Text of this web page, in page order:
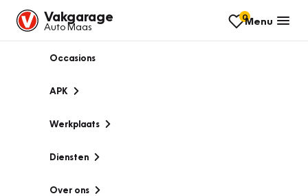
Vakgarage
Auto Maas
0Menu
Occasions
APK
Werkplaats
Diensten
Over ons